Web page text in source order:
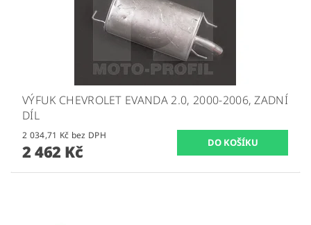
VÝFUK CHEVROLET EVANDA 2.0, 2000-2006, ZADNÍ
DÍL
2 034,71 Kč bez DPH
2 462 Kč